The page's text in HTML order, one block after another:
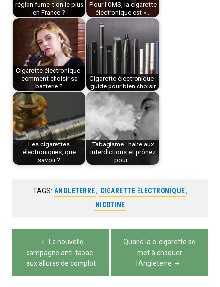
région fume-t-on le plus
en France ?
Pour l’OMS, la cigarette
électronique est «…
Cigarette électronique :
comment choisir sa
batterie ?
Cigarette électronique :
guide pour bien choisir
Les cigarettes
électroniques, que
savoir ?
Tabagisme : halte aux
interdictions et prônez
pour…
TAGS: ANGLETERRE, CIGARETTE ÉLECTRONIQUE,
NICOTINE
Navigation
de
l’article
La nouvelle
campagne anti-tabac :
aux allures de complot
Quand la e-cigarette se
met à choquer
l’Angleterre